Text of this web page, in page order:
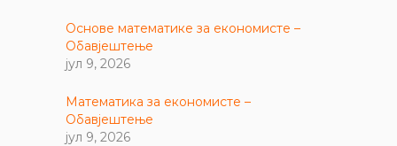
Основе математике за економисте –
Обавјештење
јул 9, 2026
Математика за економисте –
Обавјештење
јул 9, 2026